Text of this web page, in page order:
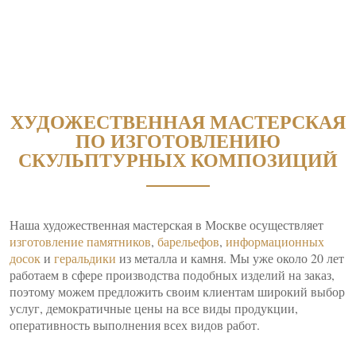
ХУДОЖЕСТВЕННАЯ МАСТЕРСКАЯ
ПО ИЗГОТОВЛЕНИЮ
СКУЛЬПТУРНЫХ КОМПОЗИЦИЙ
Наша художественная мастерская в Москве осуществляет
изготовление памятников, барельефов, информационных
досоки геральдики из металла и камня. Мы уже около 20 лет
работаем в сфере производства подобных изделий на заказ,
поэтому можем предложить своим клиентам широкий выбор
услуг, демократичные цены на все виды продукции,
оперативность выполнения всех видов работ.